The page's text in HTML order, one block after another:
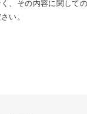
、その内容に関して
い。